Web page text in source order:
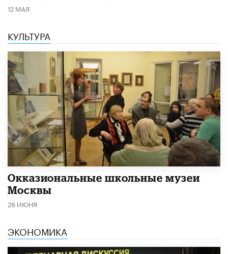
12 МАЯ
КУЛЬТУРА
​Окказиональные школьные музеи
Москвы
26 ИЮНЯ
ЭКОНОМИКА